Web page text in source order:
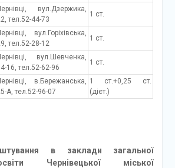
вул.Дзержика,
тел.52-44-73
1 ст.
вул.Горіхівська,
тел.52-28-12
1 ст.
вул.Шевченка,
16, тел.52-62-96
1 ст.
в.Бережанська,
А, тел.52-96-07
1 ст.+0,25 ст.
(дієт.)
в заклади загальної
Чернівецької міської